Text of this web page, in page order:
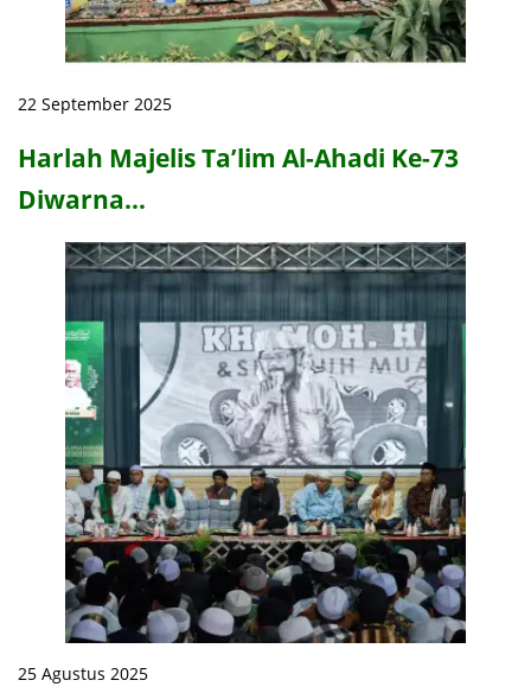
22 September 2025
Harlah Majelis Ta’lim Al-Ahadi Ke-73
Diwarna…
25 Agustus 2025